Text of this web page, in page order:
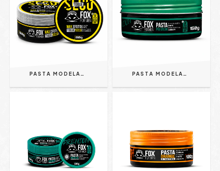
PASTA MODELADORA WAX TOQUE SECO 80G - FOX FOR MEN PASTA MODELADORA PREMIUM 150G FOX FOR MEN